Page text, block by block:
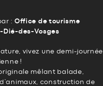
: Office de tourisme
des-Vosges
vivez une demi-journée
!
mêlant balade,
construction de